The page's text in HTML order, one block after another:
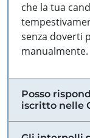
che la tua
senza doverti
manualmente.
Posso
iscritto nelle